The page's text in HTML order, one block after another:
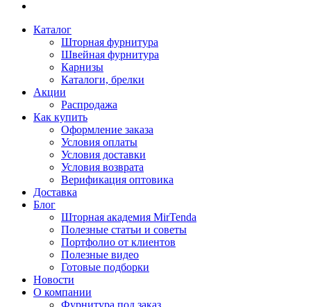
Каталог
Шторная фурнитура
Швейная фурнитура
Карнизы
Каталоги, брелки
Акции
Распродажа
Как купить
Оформление заказа
Условия оплаты
Условия доставки
Условия возврата
Верификация оптовика
Доставка
Блог
Шторная академия MirTenda
Полезные статьи и советы
Портфолио от клиентов
Полезные видео
Готовые подборки
Новости
О компании
Фурнитура под заказ